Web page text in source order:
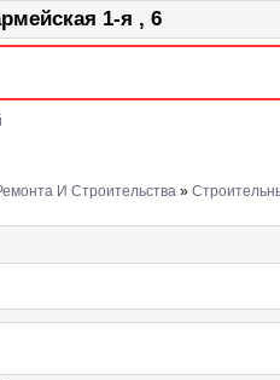
1-я , 6
И Строительства »